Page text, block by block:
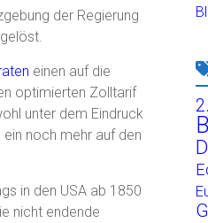
der Regierung
einen auf die
optimierten Zolltarif
unter dem Eindruck
noch mehr auf den
in den USA ab 1850
nicht endende